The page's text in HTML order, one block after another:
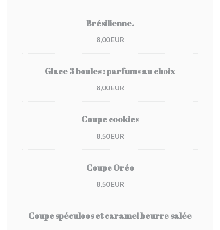
Brésilienne.
8,00 EUR
Glace 3 boules : parfums au choix
8,00 EUR
Coupe cookies
8,50 EUR
Coupe Oréo
8,50 EUR
Coupe spéculoos et caramel beurre salée